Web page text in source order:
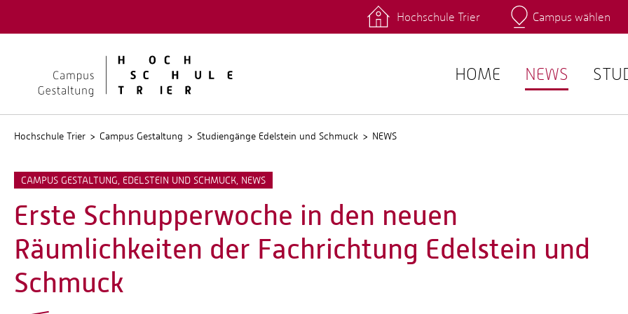
Kontakt Fachrichtungen Intranet
Hochschule Trier Campus wählen
HOME NEWS
Hochschule Trier Campus Gestaltung Studiengänge Edelstein und Schmuck NEWS
CAMPUS GESTALTUNG, EDELSTEIN UND SCHMUCK, NEWS
Erste Schnupperwoche in den neuen
Räumlichkeiten der Fachrichtung Edelstein und
Schmuck